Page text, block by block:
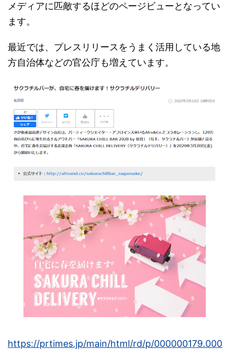
メディアに匹敵するほどのページビューとなってい
ます。
最近では、プレスリリースをうまく活用している地
方自治体などの官公庁も増えています。
https://prtimes.jp/main/html/rd/p/000000179.000